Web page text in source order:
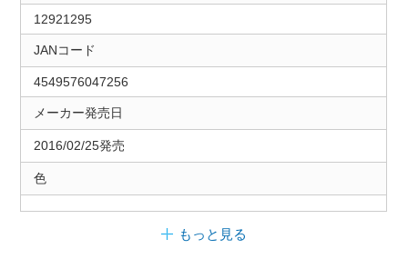
12921295
JANコード
4549576047256
メーカー発売日
2016/02/25発売
色
もっと見る